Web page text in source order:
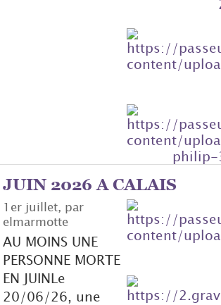
JUIN 2026 A CALAIS
1er juillet, par
elmarmotte
AU MOINS UNE
PERSONNE MORTE
EN JUINLe
20/06/26, une